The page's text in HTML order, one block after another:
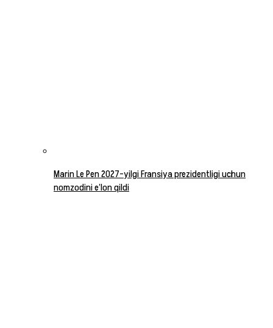
Marin Le Pen 2027-yilgi Fransiya prezidentligi uchun
nomzodini e’lon qildi